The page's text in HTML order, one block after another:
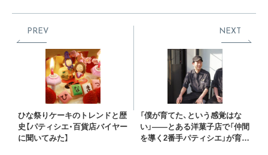
PREV
ひな祭りケーキのトレンドと歴
史【パティシエ・百貨店バイヤー
に聞いてみた】
NEXT
「僕が育てた、という感覚はな
い」——とある洋菓子店で「仲間
を導く2番手パティシエ」が育つ